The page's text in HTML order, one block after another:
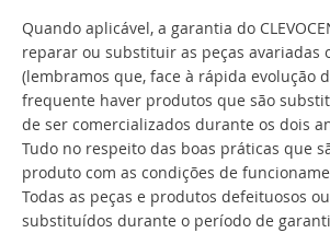
Quando aplicável, a garantia do
reparar ou substituir as peças avariadas
(lembramos que, face à rápida evolução
frequente haver produtos que são
de ser comercializados durante os dois
Tudo no respeito das boas práticas que
produto com as condições de
Todas as peças e produtos defeituosos
substituídos durante o período de